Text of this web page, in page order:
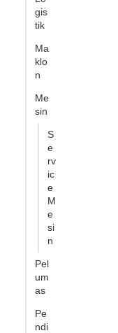
gis
tik
Ma
klo
n
Me
sin
S
e
rv
ic
e
M
e
si
n
Pel
um
as
Pe
ndi